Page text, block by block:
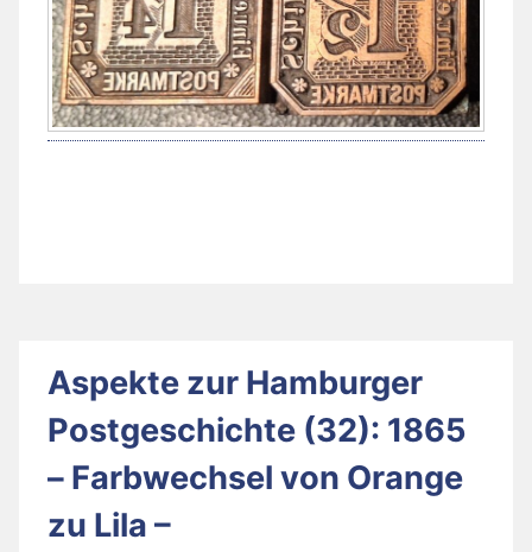
Aspekte zur Hamburger
Postgeschichte (32): 1865
– Farbwechsel von Orange
zu Lila –